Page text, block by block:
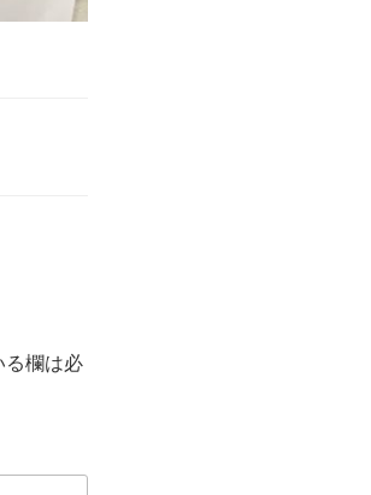
る欄は必